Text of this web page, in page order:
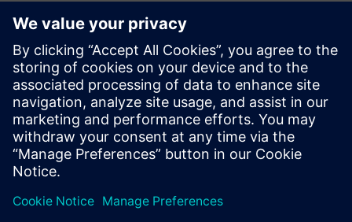
inženjerske savjetodavne tvrtke) koriste različite (često
prilagođene) alate i formate podataka (često vlasničke)
kako bi:
• Dizajnirajte željezničke sheme
• Priprema podataka
• Razmjena podataka među različitim akterima
• Ispitivanje/simulacija